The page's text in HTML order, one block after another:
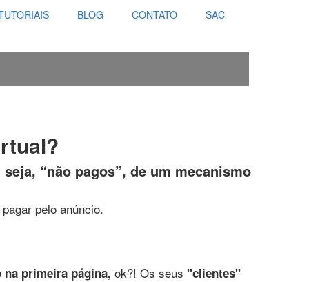
BLOG CONTATO SAC
“não pagos”, de um mecanismo
pelo anúncio.
primeira página, ok?! Os seus "clientes"